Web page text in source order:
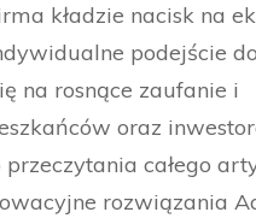
kładzie nacisk na
podejście
na rosnące zaufanie i
oraz
całego
rozwiązania